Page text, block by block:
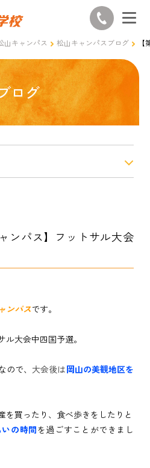
山キャンパス 松山キャンパスブログ
ログ
ンパス】フットサル大会
ンパスです。
大会中四国予選。
で、 大会後は岡山の美観地区を
を買ったり、食べ歩きをしたりと
の時間を過ごすことができまし